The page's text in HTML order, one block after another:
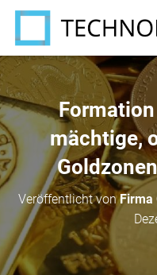
mächtige,
Veröffentlicht vonFirma